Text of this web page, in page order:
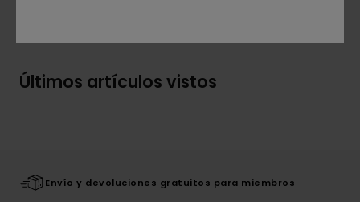
Últimos artículos vistos
Envío y devoluciones gratuitos para miembros